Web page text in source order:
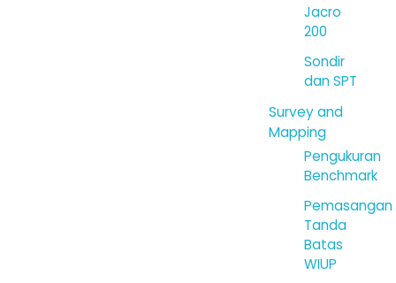
Jacro
200
Sondir
dan SPT
Survey and
Mapping
Pengukuran
Benchmark
Pemasangan
Tanda
Batas
WIUP